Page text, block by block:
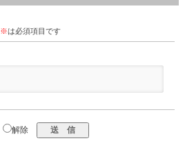
※は必須項目です
解除